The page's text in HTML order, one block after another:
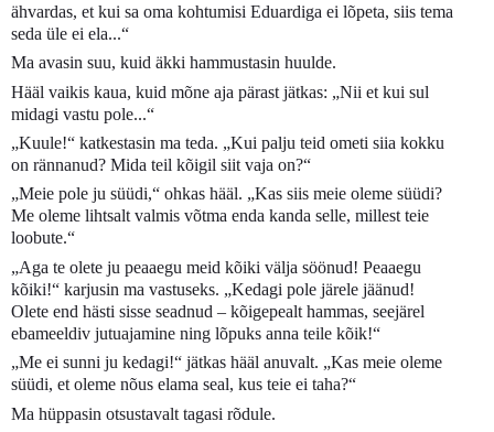
ähvardas, et kui sa oma kohtumisi Eduardiga ei lõpeta, siis tema
seda üle ei ela...“
Ma avasin suu, kuid äkki hammustasin huulde.
Hääl vaikis kaua, kuid mõne aja pärast jätkas: „Nii et kui sul
midagi vastu pole...“
„Kuule!“ katkestasin ma teda. „Kui palju teid ometi siia kokku
on rännanud? Mida teil kõigil siit vaja on?“
„Meie pole ju süüdi,“ ohkas hääl. „Kas siis meie oleme süüdi?
Me oleme lihtsalt valmis võtma enda kanda selle, millest teie
loobute.“
„Aga te olete ju peaaegu meid kõiki välja söönud! Peaaegu
kõiki!“ karjusin ma vastuseks. „Kedagi pole järele jäänud!
Olete end hästi sisse seadnud – kõigepealt hammas, seejärel
ebameeldiv jutuajamine ning lõpuks anna teile kõik!“
„Me ei sunni ju kedagi!“ jätkas hääl anuvalt. „Kas meie oleme
süüdi, et oleme nõus elama seal, kus teie ei taha?“
Ma hüppasin otsustavalt tagasi rõdule.